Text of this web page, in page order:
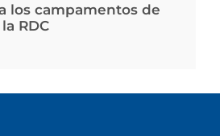
los campamentos de
RDC